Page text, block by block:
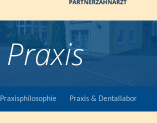
Praxis
Praxisphilosophie Praxis & Dentallabor